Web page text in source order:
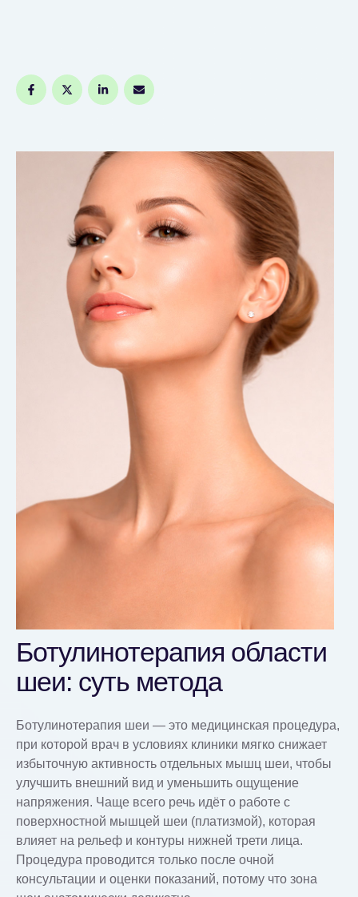
Ботулинотерапия области
шеи: суть метода
Ботулинотерапия шеи — это медицинская процедура,
при которой врач в условиях клиники мягко снижает
избыточную активность отдельных мышц шеи, чтобы
улучшить внешний вид и уменьшить ощущение
напряжения. Чаще всего речь идёт о работе с
поверхностной мышцей шеи (платизмой), которая
влияет на рельеф и контуры нижней трети лица.
Процедура проводится только после очной
консультации и оценки показаний, потому что зона